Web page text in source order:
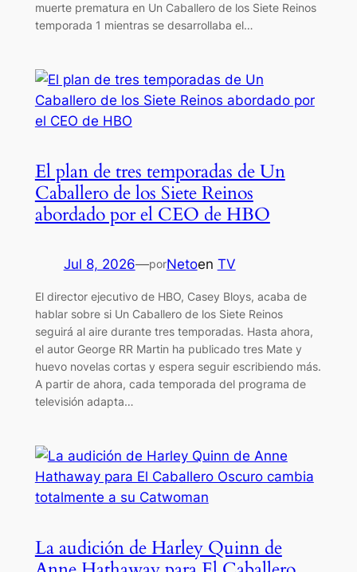
muerte prematura en Un Caballero de los Siete Reinos
temporada 1 mientras se desarrollaba el…
El plan de tres temporadas de Un
Caballero de los Siete Reinos
abordado por el CEO de HBO
Jul 8, 2026—porNetoen TV
El director ejecutivo de HBO, Casey Bloys, acaba de
hablar sobre si Un Caballero de los Siete Reinos
seguirá al aire durante tres temporadas. Hasta ahora,
el autor George RR Martin ha publicado tres Mate y
huevo novelas cortas y espera seguir escribiendo más.
A partir de ahora, cada temporada del programa de
televisión adapta…
La audición de Harley Quinn de